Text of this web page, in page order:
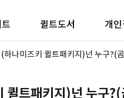
퀼트도서 개
하나미즈키 퀼트패키지)넌 누구?(
퀼트패키지)넌 누구